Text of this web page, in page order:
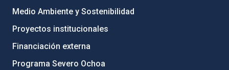
Medio Ambiente y Sostenibilidad
Proyectos institucionales
Financiación externa
Programa Severo Ochoa